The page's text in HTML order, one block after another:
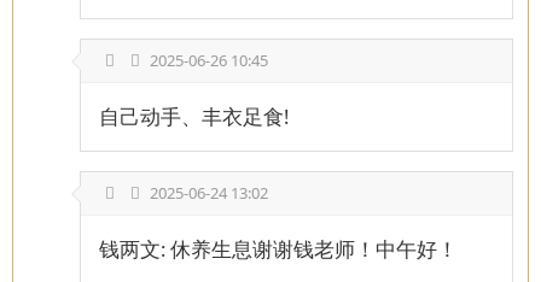
2025-06-26 10:45
自己动手、丰衣足食!
2025-06-24 13:02
钱两文: 休养生息谢谢钱老师！中午好！